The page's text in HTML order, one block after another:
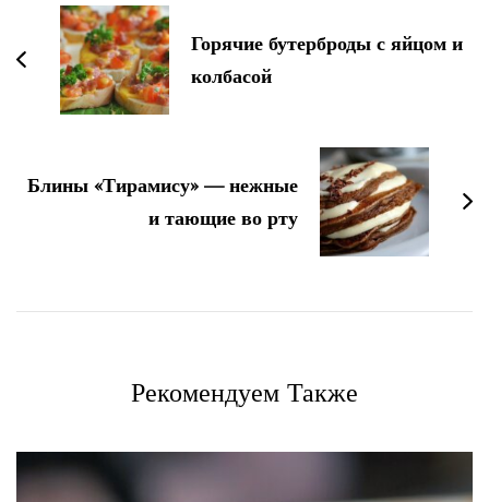
записям
Горячие бутерброды с яйцом и
колбасой
Блины «Тирамису» — нежные
и тающие во рту
Рекомендуем Также